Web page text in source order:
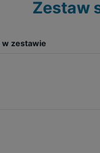
Zestaw
w zestawie